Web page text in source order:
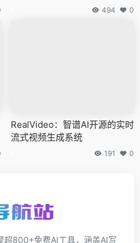
序，轻松创造专属二次元人物
494 0
RealVideo：智谱AI开源的实时
流式视频生成系统
191 0
超800+免费AI工具，涵盖AI写